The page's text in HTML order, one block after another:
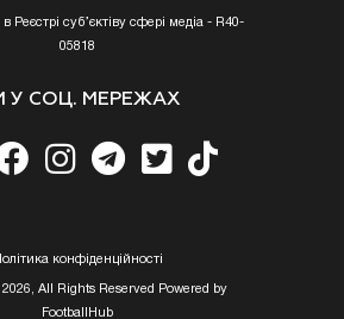
в Реєстрі суб’єктіву сфері медіа - R40-
05818
У СОЦ. МЕРЕЖАХ
конфiденцiйностi
All Rights Reserved Powered by
FootballHub